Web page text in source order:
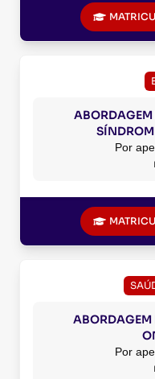
Por
ABORDAGEM
Por